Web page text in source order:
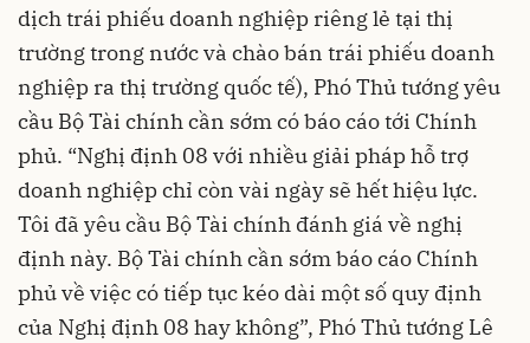
dịch trái phiếu doanh nghiệp riêng lẻ tại thị
trường trong nước và chào bán trái phiếu doanh
nghiệp ra thị trường quốc tế), Phó Thủ tướng yêu
cầu Bộ Tài chính cần sớm có báo cáo tới Chính
phủ. “Nghị định 08 với nhiều giải pháp hỗ trợ
doanh nghiệp chỉ còn vài ngày sẽ hết hiệu lực.
Tôi đã yêu cầu Bộ Tài chính đánh giá về nghị
định này. Bộ Tài chính cần sớm báo cáo Chính
phủ về việc có tiếp tục kéo dài một số quy định
của Nghị định 08 hay không”, Phó Thủ tướng Lê